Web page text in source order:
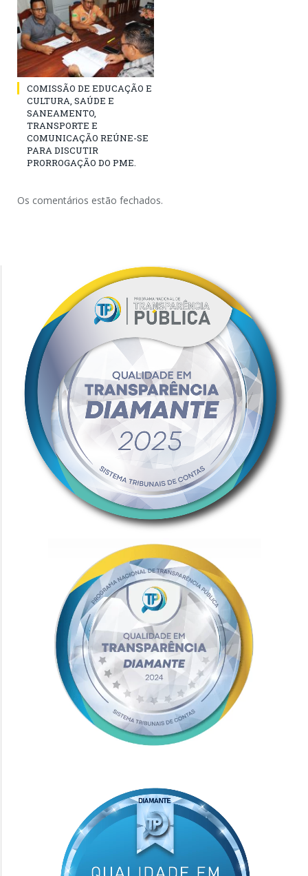
COMISSÃO DE EDUCAÇÃO E
CULTURA, SAÚDE E
SANEAMENTO,
TRANSPORTE E
COMUNICAÇÃO REÚNE-SE
PARA DISCUTIR
PRORROGAÇÃO DO PME.
Os comentários estão fechados.